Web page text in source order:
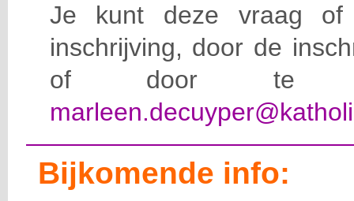
Je kunt deze vraag of
inschrijving, door de
of door te e-
Bijkomende info: